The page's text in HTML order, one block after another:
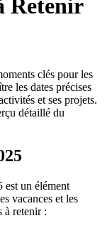
Retenir
clés pour les
les dates précises
et ses projets.
détaillé du
est un élément
vacances et les
à retenir :